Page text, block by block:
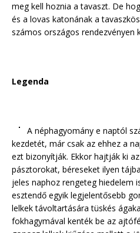
meg kell hoznia a tavaszt. De
és a lovas katonának a
számos országos rendezvényen
Legenda
A néphagyomány e naptól
kezdetét, már csak az ehhez a
ezt bizonyítják. Ekkor hajtják ki
pásztorokat, béreseket ilyen
jeles naphoz rengeteg hiedelem
esztendő egyik legjelentősebb
lelkek távoltartására tüskés
fokhagymával kenték be az